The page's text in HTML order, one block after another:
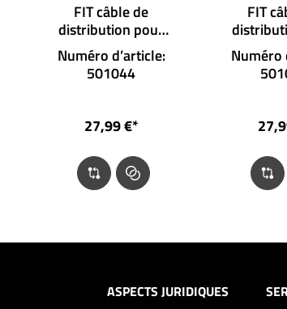
FIT câble de
distribution pour
accessoires avec 3
connecteurs
Numéro d’article:
501044
27,99 €*
FIT
Numéro
ASPECTS JURIDIQUES